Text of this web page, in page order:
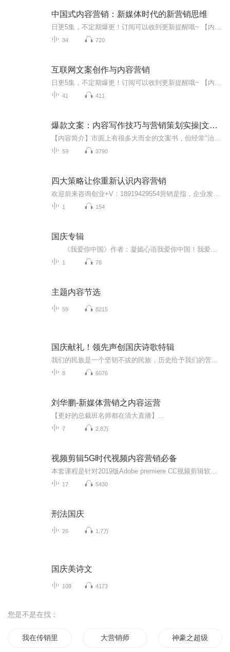
中国式内容营销：新媒体时代的新营销思维
34 720
互联网文案创作与内容营销
41 411
爆款文案：内容写作技巧与营销策划实操|文案|营销
59 3790
四大策略让你重新认识内容营销
1 154
国庆专辑
1 78
主题内容节选
59 8215
国庆献礼！领先声创国庆诗歌特辑
8 6076
刘华鹏-新媒体营销之内容运营
【更好的总裁班名师都在清大直播】...
7 2.8万
视频剪辑5G时代视频内容营销必备
17 5430
刑法国庆
26 1.7万
国庆美诗文
108 4173
您是不是在找：
我在传销里的日子 大营销师 神豪之超级报销